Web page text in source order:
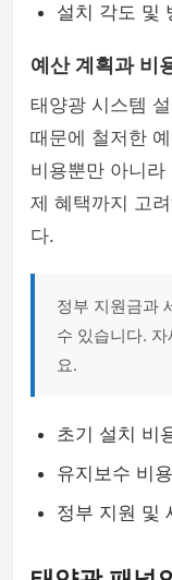
설치 각도 및
예산 계획과 비
태양광 시스템
때문에 철저한
비용뿐만 아니
제 혜택까지 고
다.
정부 지원금과
수 있습니다.
요.
초기 설치 비
유지보수 비
정부 지원 및